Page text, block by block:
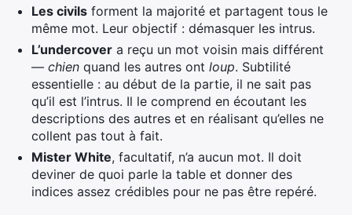
Les civils forment la majorité et partagent tous le
même mot. Leur objectif : démasquer les intrus.
L’undercover a reçu un mot voisin mais différent
— chien quand les autres ont loup. Subtilité
essentielle : au début de la partie, il ne sait pas
qu’il est l’intrus. Il le comprend en écoutant les
descriptions des autres et en réalisant qu’elles ne
collent pas tout à fait.
Mister White, facultatif, n’a aucun mot. Il doit
deviner de quoi parle la table et donner des
indices assez crédibles pour ne pas être repéré.